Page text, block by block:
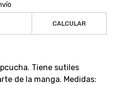
CALCULAR
Tiene sutiles
de la manga. Medidas: